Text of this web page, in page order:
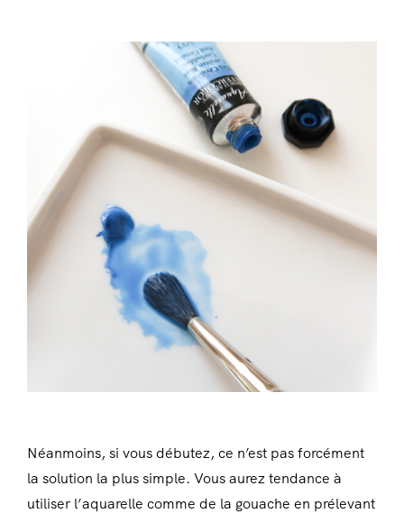
Néanmoins, si vous débutez, ce n’est pas forcément
la solution la plus simple. Vous aurez tendance à
utiliser l’aquarelle comme de la gouache en prélevant